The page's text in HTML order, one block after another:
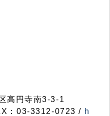
高円寺南3-3-1
：03-3312-0723 / h